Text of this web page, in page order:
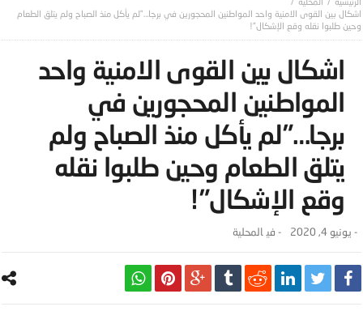
اشكال بين القوى الامنية واحد المواطنين المحجورين في برجا…”لم يأكل منذ الصباح ولم يتلق الطعام
وحين طلبوا نقله وقع الإشكال”!
اشكال بين القوى الامنية واحد
المواطنين المحجورين في
برجا…”لم يأكل منذ الصباح ولم
يتلق الطعام وحين طلبوا نقله
وقع الإشكال”!
- يونيو 4, 2020 - ‎في المحلية